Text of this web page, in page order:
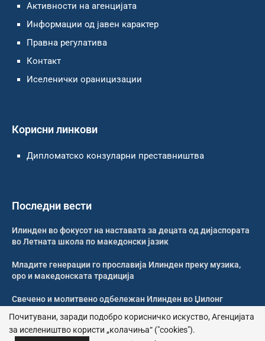
Активности на агенцијата
Информации од јавен карактер
Правна регулатива
Контакт
Иселенички ораницизации
Корисни линкови
Дипломатско конзуларни преставништва
Последни вести
Илинден во фокусот на наставата за децата од дијаспората
во Летната школа по македонски јазик
Младите генерации го прославија Илинден преку музика,
оро и македонската традиција
Свечено и молитвено одбележан Илинден во Џилонг
Свечено одбележан Илинден во црквата „Св. Петка“ во
Рокдејл
Почитувани, заради подобро корисничко искуство, Агенцијата
за иселеништво користи „колачиња“ ("cookies").